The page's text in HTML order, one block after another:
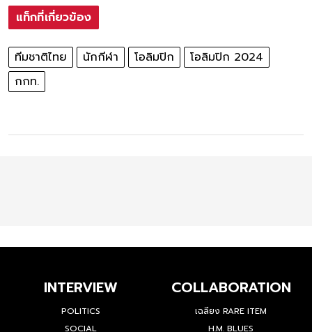
แท็กที่เกี่ยวข้อง
ทีมชาติไทย นักกีฬา โอลิมปิก
โอลิมปิก 2024
กกท.
INTERVIEW
POLITICS
SOCIAL
COLLABORATION
เฉลียง RARE ITEM
H.M. BLUES